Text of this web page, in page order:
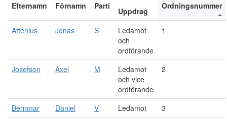
Efternamn Förnamn Parti
Uppdrag
Ordningsnummer
Attenius Jonas S
Ledamot
och
ordförande
1
Josefson Axel M
Ledamot
och vice
ordförande
2
Bernmar Daniel V Ledamot
3